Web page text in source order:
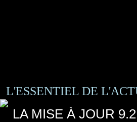
L'ESSENTIEL DE
LA MISE À JOUR